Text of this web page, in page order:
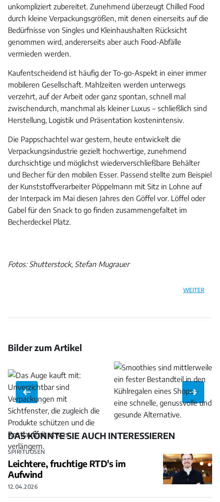
unkompliziert zubereitet. Zunehmend überzeugt Chilled Food
durch kleine Verpackungsgrößen, mit denen einerseits auf die
Bedürfnisse von Singles und Kleinhaushalten Rücksicht
genommen wird, andererseits aber auch Food-Abfälle
vermieden werden.
Kaufentscheidend ist häufig der To-go-Aspekt in einer immer
mobileren Gesellschaft. Mahlzeiten werden unterwegs
verzehrt, auf der Arbeit oder ganz spontan, schnell mal
zwischendurch, manchmal als kleiner Luxus – schließlich sind
Herstellung, Logistik und Präsentation kostenintensiv.
Die Pappschachtel war gestern, heute entwickelt die
Verpackungsindustrie gezielt hochwertige, zunehmend
durchsichtige und möglichst wiederverschließbare Behälter
und Becher für den mobilen Esser. Passend stellte zum Beispiel
der Kunststoffverarbeiter Pöppelmann mit Sitz in Lohne auf
der Interpack im Mai diesen Jahres den Göffel vor. Löffel oder
Gabel für den Snack to go finden zusammengefaltet im
Becherdeckel Platz.
Fotos: Shutterstock, Stefan Mugrauer
WEITER
Bilder zum Artikel
öffnen
Bild
öffnen
Bild
öffnen
DAS KÖNNTE SIE AUCH INTERESSIEREN
SPIRITUOSEN
Leichtere, fruchtige RTD's im
Aufwind
12.04.2026